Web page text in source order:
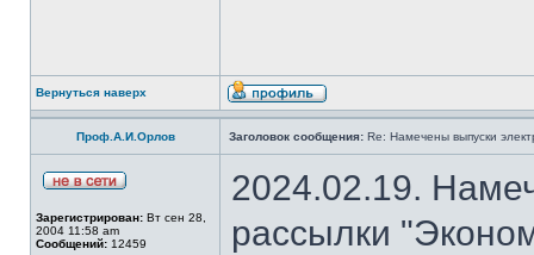
Вернуться наверх
Проф.А.И.Орлов Заголовок сообщения: Re: Намечены выпуски
Зарегистрирован: Вт сен 28,
2004 11:58 am
Сообщений: 12459
2024.02.19.
рассылки